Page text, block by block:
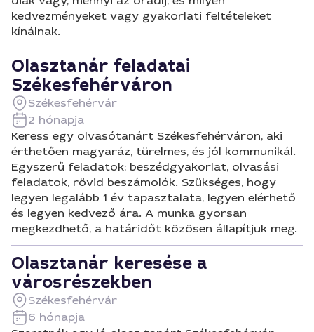
kedvezményeket vagy gyakorlati feltételeket
kínálnak.
Olasztanár feladatai
Székesfehérváron
Székesfehérvár
2 hónapja
Keress egy olvasótanárt Székesfehérváron, aki
érthetően magyaráz, türelmes, és jól kommunikál.
Egyszerű feladatok: beszédgyakorlat, olvasási
feladatok, rövid beszámolók. Szükséges, hogy
legyen legalább 1 év tapasztalata, legyen elérhető
és legyen kedvező ára. A munka gyorsan
megkezdhető, a határidőt közösen állapítjuk meg.
Olasztanár keresése a
városrészekben
Székesfehérvár
6 hónapja